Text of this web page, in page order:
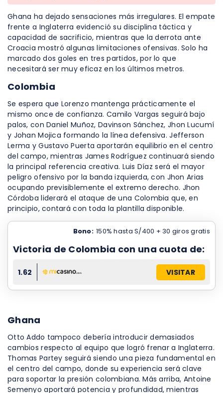
Ghana ha dejado sensaciones más irregulares. El empate
frente a Inglaterra evidenció su disciplina táctica y
capacidad de sacrificio, mientras que la derrota ante
Croacia mostró algunas limitaciones ofensivas. Solo ha
marcado dos goles en tres partidos, por lo que
necesitará ser muy eficaz en los últimos metros.
Colombia
Se espera que Lorenzo mantenga prácticamente el
mismo once de confianza. Camilo Vargas seguirá bajo
palos, con Daniel Muñoz, Davinson Sánchez, Jhon Lucumí
y Johan Mojica formando la línea defensiva. Jefferson
Lerma y Gustavo Puerta aportarán equilibrio en el centro
del campo, mientras James Rodríguez continuará siendo
la principal referencia creativa. Luis Díaz será el mayor
peligro ofensivo por la banda izquierda, con Jhon Arias
ocupando previsiblemente el extremo derecho. Jhon
Córdoba liderará el ataque de una Colombia que, en
principio, contará con toda la plantilla disponible.
Bono: 150% hasta S/400 + 30 giros gratis
Victoria de Colombia con una cuota de:
1.62 VISITAR
Ghana
Otto Addo tampoco debería introducir demasiados
cambios respecto al equipo que logró frenar a Inglaterra.
Thomas Partey seguirá siendo una pieza fundamental en
el centro del campo, donde su experiencia será clave
para soportar la presión colombiana. Más arriba, Antoine
Semenyo aportará potencia y profundidad, mientras